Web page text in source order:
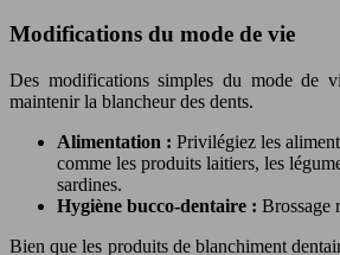
Modifications du mode de vie
Des modifications simples du mode de
maintenir la blancheur des dents.
Alimentation : Privilégiez les
comme les produits laitiers, les
sardines.
Hygiène bucco-dentaire : Brossage
Bien que les produits de blanchiment